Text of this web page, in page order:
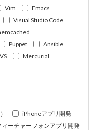
Vim
Emacs
Visual Studio Code
Puppet
Ansible
Mercurial
iPhoneアプリ開発
ィーチャーフォンアプリ開発